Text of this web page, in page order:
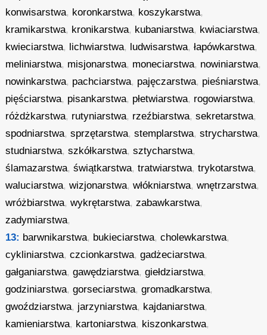
konwisarstwa, koronkarstwa, koszykarstwa,
kramikarstwa, kronikarstwa, kubaniarstwa, kwiaciarstwa,
kwieciarstwa, lichwiarstwa, ludwisarstwa,łapówkarstwa,
meliniarstwa, misjonarstwa, moneciarstwa, nowiniarstwa,
nowinkarstwa, pachciarstwa, pajęczarstwa, pieśniarstwa,
pięściarstwa, pisankarstwa, płetwiarstwa, rogowiarstwa,
różdżkarstwa, rutyniarstwa, rzeźbiarstwa,sekretarstwa,
spodniarstwa,sprzętarstwa,stemplarstwa,strycharstwa,
studniarstwa,szkółkarstwa,sztycharstwa,
ślamazarstwa,świątkarstwa,tratwiarstwa,trykotarstwa,
waluciarstwa,wizjonarstwa,włókniarstwa,wnętrzarstwa,
wróżbiarstwa,wykrętarstwa,zabawkarstwa,
zadymiarstwa,
13: barwnikarstwa, bukieciarstwa,cholewkarstwa,
cykliniarstwa,czcionkarstwa,gadżeciarstwa,
gałganiarstwa,gawędziarstwa,giełdziarstwa,
godziniarstwa,gorseciarstwa,gromadkarstwa,
gwoździarstwa, jarzyniarstwa, kajdaniarstwa,
kamieniarstwa, kartoniarstwa, kiszonkarstwa,